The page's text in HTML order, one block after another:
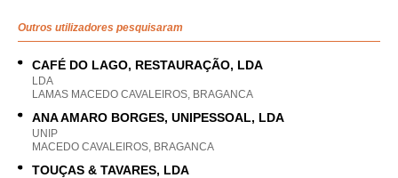
Outros utilizadores pesquisaram
CAFÉ DO LAGO, RESTAURAÇÃO, LDA
LDA
LAMAS MACEDO CAVALEIROS, BRAGANCA
ANA AMARO BORGES, UNIPESSOAL, LDA
UNIP
MACEDO CAVALEIROS, BRAGANCA
TOUÇAS & TAVARES, LDA